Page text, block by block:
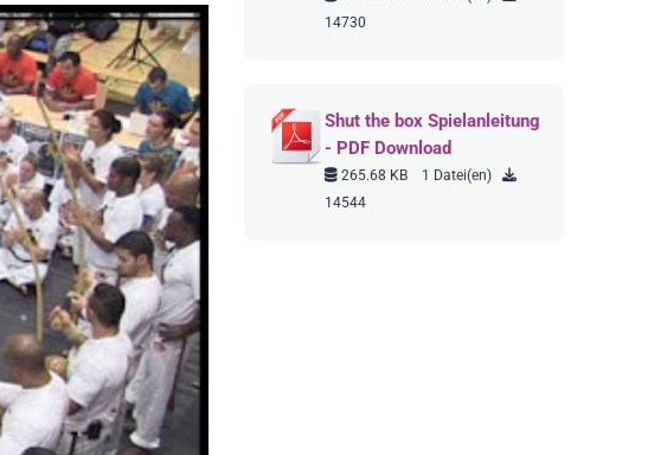
14730
Shut the box Spielanleitung
- PDF Download
265.68 KB
1 Datei(en)
14544